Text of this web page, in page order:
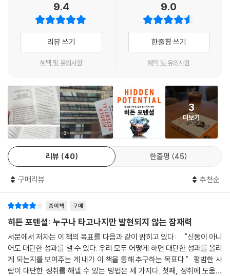
을 역설하는 등 매우 독창적인 메시지들을 전해왔다. 그리고 3년 만에 많
은 이들의 성장과 발전을 촉진시키는 숨은 원동력 ‘잠재력’에 관한 이야기
로 다시 돌아왔다. 그는 이 책에서 남달라 보이는 재능이나 자질은 타고나
는 게 아니라 길러지는 것이며, 특별한 사람만이 아니라 누구나 자신 안에
숨은 잠재력을 발굴하고 키워 목표한 바를 이룰 수 있음을 매우 실용적인
“누구든 숨은 잠재력이 있다. 이 책은 그 잠재력을 실현하는 방법에 관한
이야기다. 위대함은 대개 타고나는 것이지 길러지는 게 아니라는 믿음이
널리 퍼져 있다. 그러나 신동이 아니어도 대단한 성과를 달성할 수 있다. 우
리 모두 어떻게 하면 대단한 성과를 올리게 되는지를 보여주는 게 내가 추
구하는 목표다.”_저자의 말에서
람들을 동경하다 보면, 스스로가 도달할 수 있는 거리를 간과하고, 우리가
변에 많은 이들이 자신의 능력을 의심하고 축소한다. 그동안 결과와 성과
중심으로 평가 받는 승자독식의 문화가 만연된 사회에서 살아온 탓이다.
하지만 우리의 발전은 얼마나 열심히 노력하고 일하는가보다 얼마나 잘 배
우고 많이 성장하는가에 달려 있다. 저자는 성장은 우리가 타고났다고 믿
는 재능이나 자질보다 스스로 자신을 어떻게 키우고 개발하는가에 달려 있
다고 말한다. 지금까지 우리가 알고 믿어왔던 근본적인 명제와 가정들을
9.4
리뷰 쓰기
혜택 및 유의사항
9.0
한줄평 쓰기
혜택 및 유의사항
3
3
더보기
리뷰 40 한줄평 45
구매리뷰 추천순
종이책 구매
히든 포텐셜: 누구나 타고나지만 발현되지 않는 잠재력
서문에서 저자는 이 책의 목표를 다음과 같이 밝히고 있다: "신동이 아니
어도 대단한 성과를 낼 수 있다. 우리 모두 어떻게 하면 대단한 성과를 올리
게 되는지를 보여주는 게 내가 이 책을 통해 추구하는 목표다." 평범한 사
람이 대단한 성취를 해낼 수 있는 방법은 세 가지다. 첫째, 성취에 도움이